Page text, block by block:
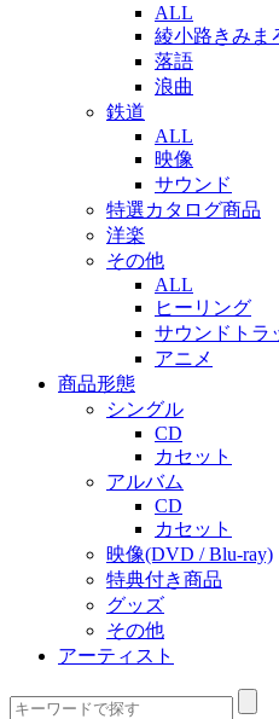
ALL
綾小路きみま
落語
浪曲
鉄道
ALL
映像
サウンド
特選カタログ商品
洋楽
その他
ALL
ヒーリング
サウンドトラ
アニメ
商品形態
シングル
CD
カセット
アルバム
CD
カセット
映像(DVD / Blu-ray)
特典付き商品
グッズ
その他
アーティスト